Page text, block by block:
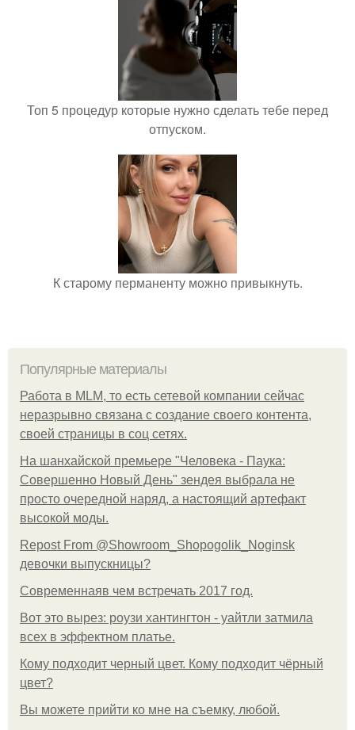
Топ 5 процедур которые нужно сделать тебе перед
отпуском.
К старому перманенту можно привыкнуть.
Популярные материалы
Работа в MLM, то есть сетевой компании сейчас
неразрывно связана с создание своего контента,
своей страницы в соц сетях.
На шанхайской премьере "Человека - Паука:
Совершенно Новый День" зендея выбрала не
просто очередной наряд, а настоящий артефакт
высокой моды.
Repost From @Showroom_Shopogolik_Noginsk
девочки выпускницы?
Современнаяв чем встречать 2017 год.
Вот это вырез: роузи хантингтон - уайтли затмила
всех в эффектном платьe.
Кому подходит черный цвет. Кому подходит чёрный
цвет?
Вы можете прийти ко мне на съемку, любой.